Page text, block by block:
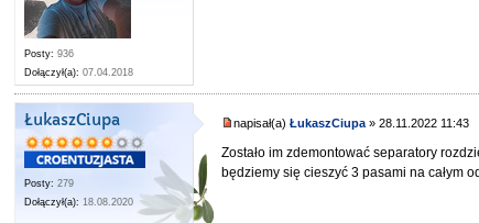
Posty: 936
Dołączył(a): 07.04.2018
ŁukaszCiupa
Posty: 279
Dołączył(a): 18.08.2020
napisał(a)ŁukaszCiupa» 28.11.2022 11:43
Zostało im zdemontować separatory
będziemy się cieszyć 3 pasami na całym